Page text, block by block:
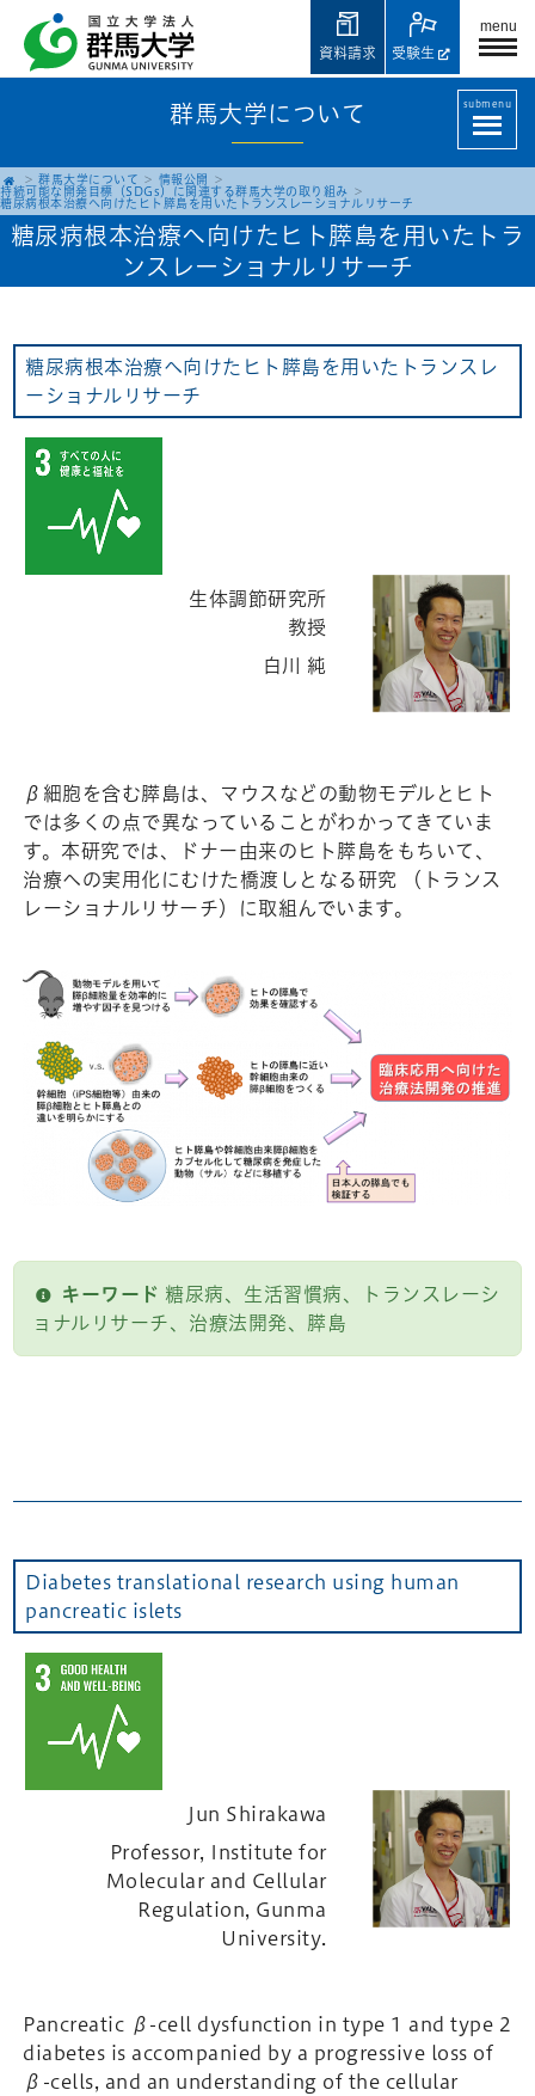
menu
受験生
資料請求
群馬大学について submenu
群馬大学について
情報公開
持続可能な開発目標（SDGs）に関連する群馬大学の取り組み
糖尿病根本治療へ向けたヒト膵島を用いたトランスレーショナルリサーチ
糖尿病根本治療へ向けたヒト膵島を用いたトラ
ンスレーショナルリサーチ
糖尿病根本治療へ向けたヒト膵島を用いたトランスレ
ーショナルリサーチ
生体調節研究所
教授
白川 純
β細胞を含む膵島は、マウスなどの動物モデルとヒト
では多くの点で異なっていることがわかってきていま
す。本研究では、ドナー由来のヒト膵島をもちいて、
治療への実用化にむけた橋渡しとなる研究 （トランス
レーショナルリサーチ）に取組んでいます。
キーワード 糖尿病、生活習慣病、トランスレーシ
ョナルリサーチ、治療法開発、膵島
Diabetes translational research using human
pancreatic islets
Jun Shirakawa
Professor, Institute for
Molecular and Cellular
Regulation, Gunma
University.
Pancreatic β-cell dysfunction in type 1 and type 2
diabetes is accompanied by a progressive loss of
β-cells, and an understanding of the cellular